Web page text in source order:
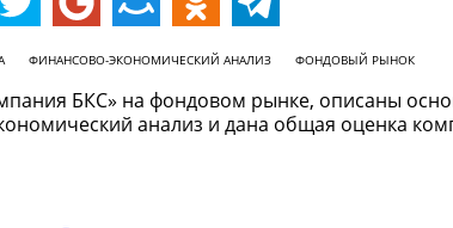
ФИНАНСОВО-ЭКОНОМИЧЕСКИЙ АНАЛИЗ ФОНДОВЫЙ РЫНОК
БКС» на фондовом рынке, описаны
анализ и дана общая оценка